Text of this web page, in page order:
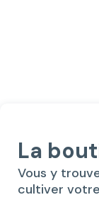
La
Vous y
cultiver